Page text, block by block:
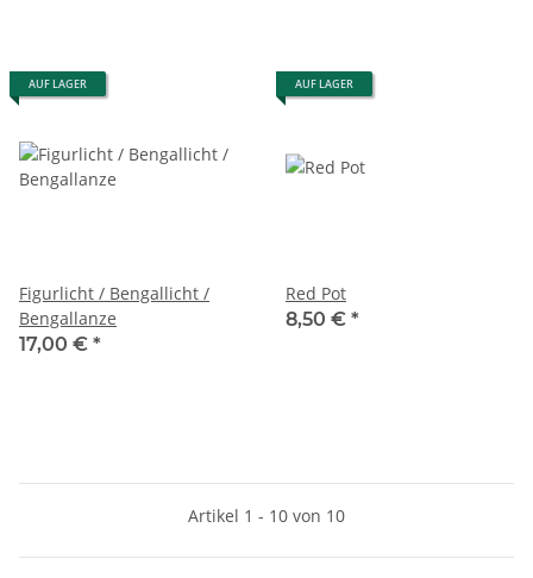
AUF LAGER
Figurlicht / Bengallicht /
Bengallanze
17,00 € *
AUF LAGER
Red Pot
8,50 € *
Artikel 1 - 10 von 10